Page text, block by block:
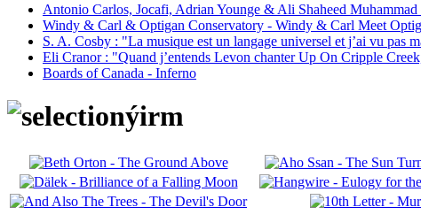
Antonio Carlos, Jocafi, Adrian Younge & Ali Shaheed Muhammad
Windy & Carl & Optigan Conservatory - Windy & Carl Meet
S. A. Cosby : "La musique est un langage universel et j’ai vu pas
Eli Cranor : "Quand j’entends Levon chanter Up On Cripple
Boards of Canada - Inferno